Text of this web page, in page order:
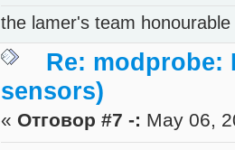
the lamer's team
Re: modprobe:
sensors)
« Отговор #7 -: May 06,